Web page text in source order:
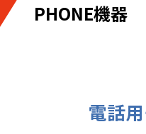
PHONE機器
電話